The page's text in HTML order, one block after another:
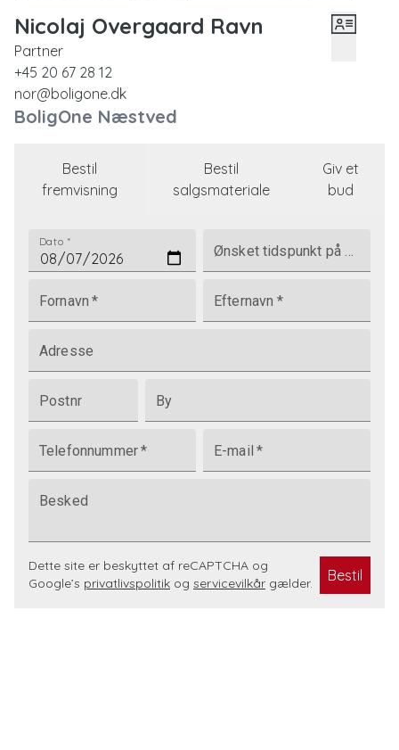
Nicolaj Overgaard Ravn
Partner
+45 20 67 28 12
nor@boligone.dk
BoligOne Næstved
Bestil
fremvisning
Bestil
salgsmateriale
Giv et
bud
Dato *
Ønsket tidspunkt på dagen
Fornavn * Efternavn *
Adresse
Postnr By
Telefonnummer* E-mail *
Besked
Dette site er beskyttet af reCAPTCHA og
Google’s privatlivspolitik og servicevilkår gælder. Bestil